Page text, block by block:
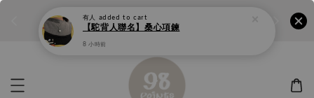
個性鋼戒任兩件1300⚡ 前往選購 ›› 加
有人 added to cart
【駝背人聯名】桑心項鍊
8 小時前